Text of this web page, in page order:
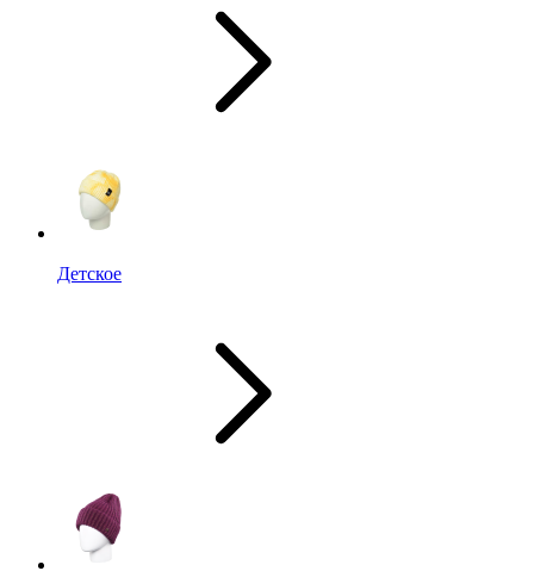
Детское